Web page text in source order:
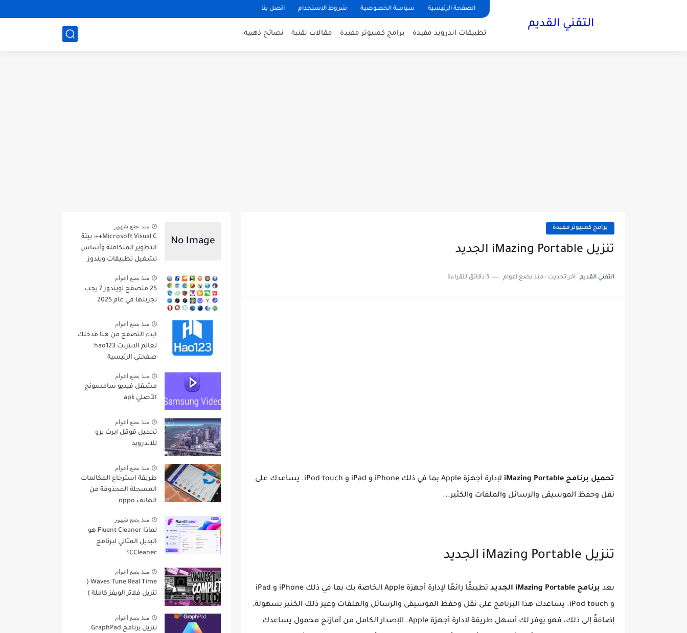
الصفحة الرئيسية سياسة الخصوصية شروط الاستخدام اتصل بنا
التقني القديم
تطبيقات اندرويد مفيدة برامج كمبيوتر مفيدة مقالات تقنية نصائح ذهبية
برامج كمبيوتر مفيدة
تنزيل iMazing Portable الجديد
التقني القديم اخر تحديث : منذ بضع اعوام 5 دقائق للقراءة
تحميل برنامج iMazing Portable
لإدارة أجهزة Apple بما في ذلك iPhone و iPad و iPod touch. يساعدك على
نقل وحفظ الموسيقى والرسائل والملفات والكثير...
تنزيل iMazing Portable الجديد
يعد برنامج iMazing Portable الجديد
تطبيقًا رائعًا لإدارة أجهزة Apple الخاصة بك بما في ذلك iPhone و iPad
و iPod touch. يساعدك هذا البرنامج على نقل وحفظ الموسيقى والرسائل والملفات وغير ذلك الكثير بسهولة.
إضافةً إلى ذلك، فهو يوفر لك أسهل طريقة لإدارة أجهزة Apple. الإصدار الكامل من آمازنج محمول يساعدك
منذ بضع شهور
Microsoft Visual C++: بيئة
التطوير المتكاملة وأساس
تشغيل تطبيقات ويندوز
منذ بضع اعوام
25 متصفح لويندوز 7 يجب
تجربتها في عام 2025
منذ بضع اعوام
ابدء التصفح من هنا مدخلك
لعالم الانترنت hao123
صفحتي الرئيسية
منذ بضع اعوام
مشغل فيديو سامسونج
الأصلي apk
منذ بضع اعوام
تحميل قوقل ايرث برو
للاندرويد
منذ بضع اعوام
طريقة استرجاع المكالمات
المسجلة المحذوفة من
الهاتف oppo
منذ بضع شهور
لماذا Fluent Cleaner هو
البديل المثالي لبرنامج
CCleaner؟
منذ بضع اعوام
Waves Tune Real Time (
تنزيل فلاتر الويفز كاملة )
منذ بضع اعوام
تنزيل برنامج GraphPad